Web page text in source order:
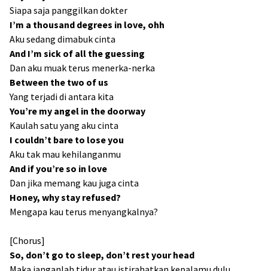
Siapa saja panggilkan dokter
I’m a thousand degrees in love, ohh
Aku sedang dimabuk cinta
And I’m sick of all the guessing
Dan aku muak terus menerka-nerka
Between the two of us
Yang terjadi di antara kita
You’re my angel in the doorway
Kaulah satu yang aku cinta
I couldn’t bare to lose you
Aku tak mau kehilanganmu
And if you’re so in love
Dan jika memang kau juga cinta
Honey, why stay refused?
Mengapa kau terus menyangkalnya?
[Chorus]
So, don’t go to sleep, don’t rest your head